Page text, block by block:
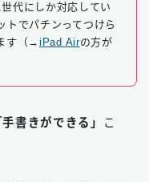
代にしか対応してい
トでパチンってつけら
す（→iPad Airの方が
手書きができる」
こ